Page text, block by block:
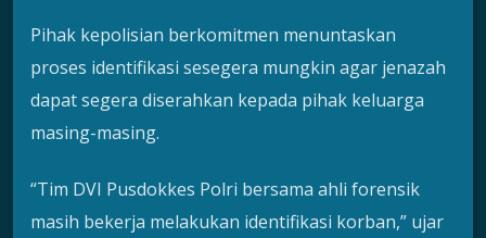
Pihak kepolisian berkomitmen menuntaskan
proses identifikasi sesegera mungkin agar jenazah
dapat segera diserahkan kepada pihak keluarga
masing-masing.
“Tim DVI Pusdokkes Polri bersama ahli forensik
masih bekerja melakukan identifikasi korban,” ujar